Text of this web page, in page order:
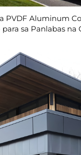
PVDF Aluminum
para sa Panlabas na